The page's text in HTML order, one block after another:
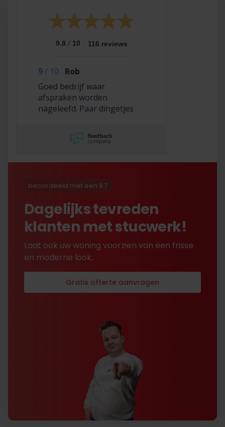
9.8 / 10 116 reviews
9/ 10
Rob
Goed bedrijf waar
afspraken worden
nageleefd. Paar dingetjes
korting gekregen. Duurde
lang eer ik de sleutel
met excuses , maar na
is alles toch na
beoordeeld met een 9.7
Dagelijks tevreden
klanten met stucwerk!
Laat ook uw woning voorzien van een frisse
en moderne look.
Gratis offerte aanvragen